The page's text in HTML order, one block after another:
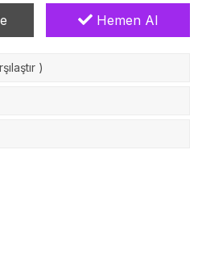
Hemen Al
)